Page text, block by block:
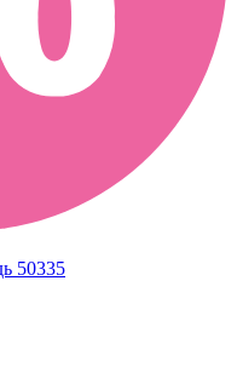
50335